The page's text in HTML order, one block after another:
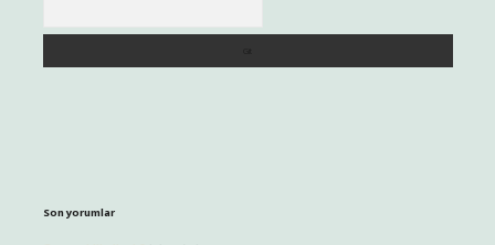
Son yorumlar